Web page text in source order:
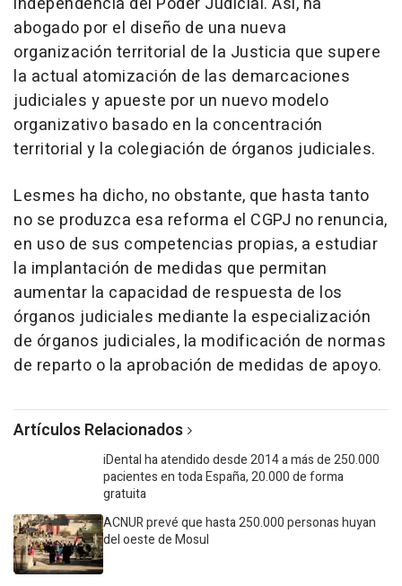
abogado por el diseño de una nueva
organización territorial de la Justicia que supere
la actual atomización de las demarcaciones
judiciales y apueste por un nuevo modelo
organizativo basado en la concentración
territorial y la colegiación de órganos judiciales.
Lesmes ha dicho, no obstante, que hasta tanto
no se produzca esa reforma el CGPJ no renuncia,
en uso de sus competencias propias, a estudiar
la implantación de medidas que permitan
aumentar la capacidad de respuesta de los
órganos judiciales mediante la especialización
de órganos judiciales, la modificación de normas
de reparto o la aprobación de medidas de apoyo.
Artículos Relacionados
iDental ha atendido desde 2014 a más de 250.000
pacientes en toda España, 20.000 de forma
gratuita
ACNUR prevé que hasta 250.000 personas huyan
del oeste de Mosul